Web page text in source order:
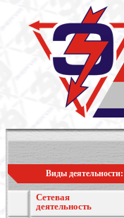
Виды деятельности:
Сетевая
деятельность